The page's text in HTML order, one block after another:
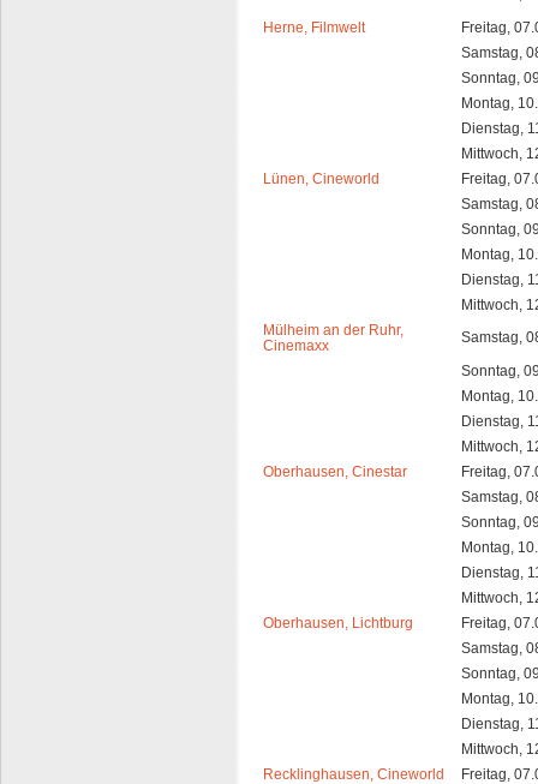
Herne, Filmwelt
Freitag,
Samstag,
Sonntag,
Montag,
Dienstag,
Mittwoch,
Lünen, Cineworld
Freitag,
Samstag,
Sonntag,
Montag,
Dienstag,
Mittwoch,
Mülheim an der Ruhr,
Cinemaxx
Samstag,
Sonntag,
Montag,
Dienstag,
Mittwoch,
Oberhausen, Cinestar
Freitag,
Samstag,
Sonntag,
Montag,
Dienstag,
Mittwoch,
Oberhausen, Lichtburg
Freitag,
Samstag,
Sonntag,
Montag,
Dienstag,
Mittwoch,
Recklinghausen, Cineworld
Freitag,